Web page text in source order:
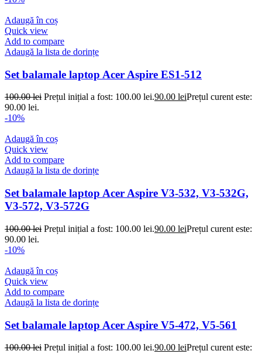
Adaugă în coș
Quick view
Add to compare
Adaugă la lista de dorințe
Set balamale laptop Acer Aspire ES1-512
100.00lei Prețul inițial a fost: 100.00 lei.90.00 leiPrețul curent este:
90.00 lei.
-10%
Adaugă în coș
Quick view
Add to compare
Adaugă la lista de dorințe
Set balamale laptop Acer Aspire V3-532, V3-532G,
V3-572, V3-572G
100.00lei Prețul inițial a fost: 100.00 lei.90.00 leiPrețul curent este:
90.00 lei.
-10%
Adaugă în coș
Quick view
Add to compare
Adaugă la lista de dorințe
Set balamale laptop Acer Aspire V5-472, V5-561
100.00lei Prețul inițial a fost: 100.00 lei.90.00 leiPrețul curent este: